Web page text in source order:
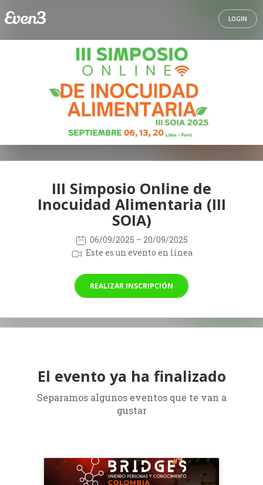
LOGIN
III Simposio Online de
Inocuidad Alimentaria (III
SOIA)
06/09/2025 – 20/09/2025
Este es un evento en línea
REALIZAR INSCRIPCIÓN
El evento ya ha finalizado
Separamos algunos eventos que te van a
gustar